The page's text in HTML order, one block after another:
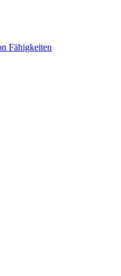
Spielen
Fähigkeiten